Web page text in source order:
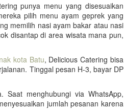
punya menu yang disesuaikan
pilih menu ayam geprek yang
memilih nasi ayam bakar atau nasi
disantap di area wisata mana pun,
kota Batu, Delicious Catering bisa
Tinggal pesan H-3, bayar DP
menghubungi via WhatsApp,
jumlah pesanan karena